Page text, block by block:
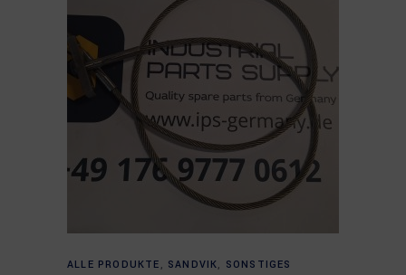
Read more
ALLE PRODUKTE , SANDVIK, SONSTIGES